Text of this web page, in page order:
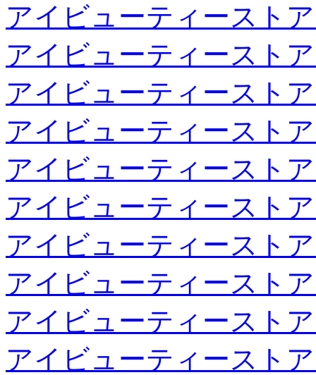
アイビューティースト
アイビューティースト
アイビューティースト
アイビューティースト
アイビューティースト
アイビューティースト
アイビューティースト
アイビューティースト
アイビューティースト
アイビューティースト